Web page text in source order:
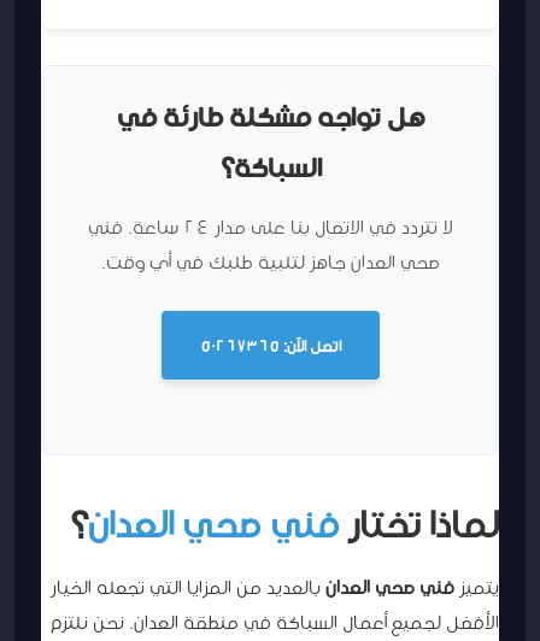
هل تواجه مشكلة طارئة في
السباكة؟
لا تتردد في الاتصال بنا على مدار 24 ساعة. فني
صحي العدان جاهز لتلبية طلبك في أي وقت.
اتصل الآن: 50267365
لماذا تختارفني صحي العدان؟
يتميز فني صحي العدانبالعديد من المزايا التي تجعله الخيار
الأفضل لجميع أعمال السباكة في منطقة العدان. نحن نلتزم